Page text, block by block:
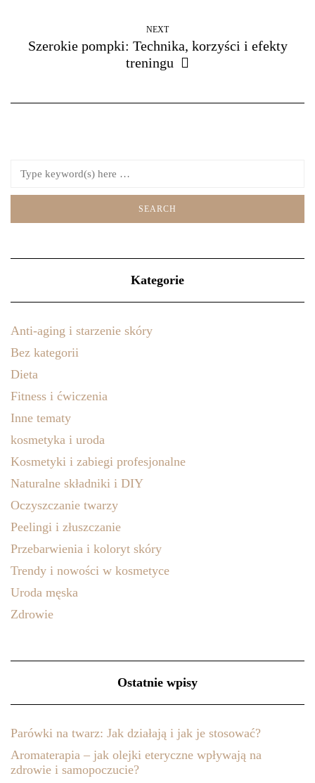
NEXT
Szerokie pompki: Technika, korzyści i efekty
treningu
Kategorie
Anti-aging i starzenie skóry
Bez kategorii
Dieta
Fitness i ćwiczenia
Inne tematy
kosmetyka i uroda
Kosmetyki i zabiegi profesjonalne
Naturalne składniki i DIY
Oczyszczanie twarzy
Peelingi i złuszczanie
Przebarwienia i koloryt skóry
Trendy i nowości w kosmetyce
Uroda męska
Zdrowie
Ostatnie wpisy
Parówki na twarz: Jak działają i jak je stosować?
Aromaterapia – jak olejki eteryczne wpływają na
zdrowie i samopoczucie?